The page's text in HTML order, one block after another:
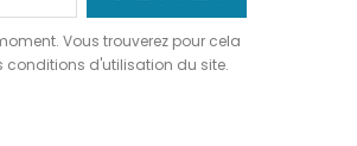
Vous trouverez pour cela
d'utilisation du site.